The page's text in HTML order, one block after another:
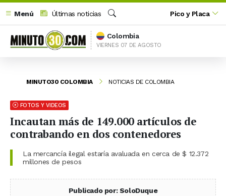
Menú
Últimas noticias
Buscar
Pico y Placa
Colombia
VIERNES 07 DE AGOSTO
MINUTO30 COLOMBIA NOTICIAS DE COLOMBIA
FOTOS Y VIDEOS
Incautan más de 149.000 artículos de
contrabando en dos contenedores
La mercancía ilegal estaría avaluada en cerca de $ 12.372
millones de pesos
Publicado por: SoloDuque